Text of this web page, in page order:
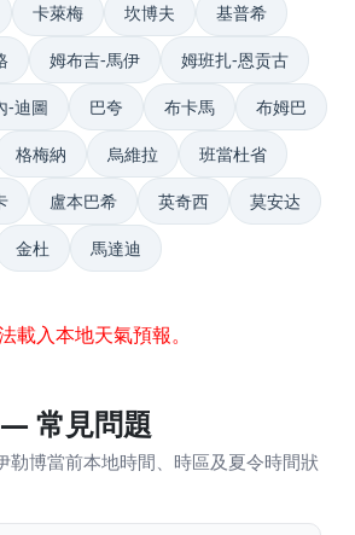
卡萊梅 坎博夫 基普希
姆布吉-馬伊 姆班扎-恩贡古
-迪圖 巴夸 布卡馬 布姆巴
格梅納 烏維拉 班當杜省
盧本巴希 英奇西 莫安达
金杜 馬達迪
載入本地天氣預報。
常見問題
勒博當前本地時間、時區及夏令時間狀